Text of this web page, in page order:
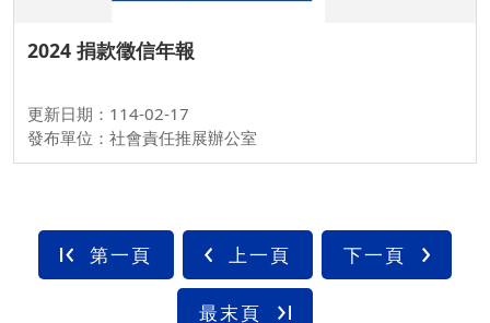
2024 捐款徵信年報
更新日期：114-02-17
發布單位：社會責任推展辦公室
第一頁 上一頁 下一頁
最末頁